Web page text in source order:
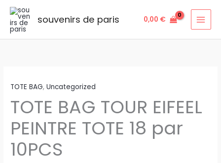
Aller
contenu
souvenirs de paris 0,00 €
TOTE BAG,Uncategorized
TOTE BAG TOUR EIFEEL
PEINTRE TOTE 18 par
10PCS
de
TOTE
BAG
TOUR
EIFEEL
PEINTRE